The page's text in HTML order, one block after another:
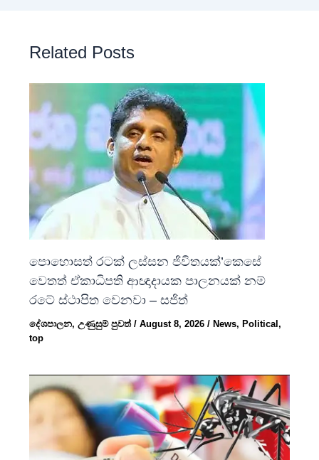
Related Posts
පොහොසත් රටක් ලස්සන ජිවිතයක්’කෙසේ
වෙතත් ඒකාධිපති ආඥාදායක පාලනයක් නම්
රටේ ස්ථාපිත වෙනවා – සජිත්
දේශපාලන,උණුසුම් පුවත්/August 8, 2026/News,Political,
top